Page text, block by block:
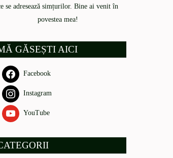
se adresează simțurilor. Bine ai venit în
povestea mea!
GĂSEȘTI AICI
Facebook
Instagram
YouTube